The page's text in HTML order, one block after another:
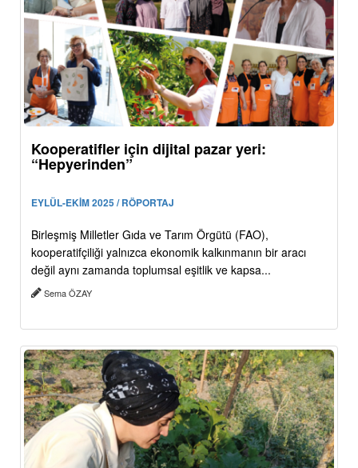
Kooperatifler için dijital pazar yeri:
“Hepyerinden”
EYLÜL-EKİM 2025 / RÖPORTAJ
Birleşmiş Milletler Gıda ve Tarım Örgütü (FAO),
kooperatifçiliği yalnızca ekonomik kalkınmanın bir aracı
değil aynı zamanda toplumsal eşitlik ve kapsa...
Sema ÖZAY